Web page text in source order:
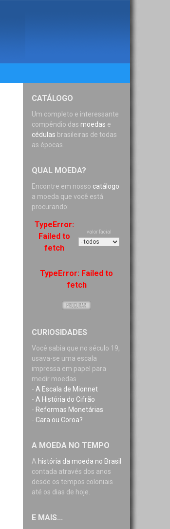
CATÁLOGO
Um completo e interessante
compêndio das moedas e
cédulas brasileiras de todas
as épocas.
QUAL MOEDA?
Encontre em nosso catálogo
a moeda que você está
procurando:
TypeError:
Failed to
fetch
valor facial
TypeError: Failed to
fetch
CURIOSIDADES
Você sabia que no século 19,
usava-se uma escala
impressa em papel para
medir moedas...
- A Escala de Mionnet
- A História do Cifrão
- Reformas Monetárias
- Cara ou Coroa?
A MOEDA NO TEMPO
A história da moeda no Brasil
contada através dos anos
desde os tempos coloniais
até os dias de hoje.
E MAIS...